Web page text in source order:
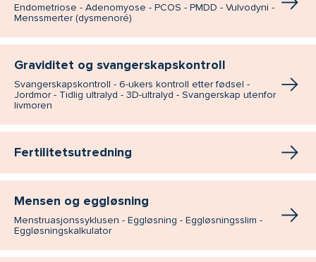
Endometriose - Adenomyose - PCOS - PMDD - Vulvodyni -
Menssmerter (dysmenoré)
Graviditet og svangerskapskontroll
Svangerskapskontroll - 6-ukers kontroll etter fødsel -
Jordmor - Tidlig ultralyd - 3D-ultralyd - Svangerskap utenfor
livmoren
Fertilitetsutredning
Mensen og eggløsning
Menstruasjonssyklusen - Eggløsning - Eggløsningsslim -
Eggløsningskalkulator